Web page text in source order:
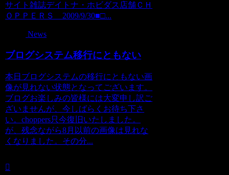
サイト雑誌デイトナ・ホビダス店舗ＣＨ
ＯＰＰＥＲＳ 2009/9/30■□...
News
ブログシステム移行にともない
本日ブログシステムの移行にともない画
像が見れない状態となってございます。
ブログお楽しみの皆様には大変申し訳ご
ざいませんが、今しばらくお待ち下さ
い。choppers只今復旧いたしました。
が、残念ながら8月以前の画像は見れな
くなりました。その分...